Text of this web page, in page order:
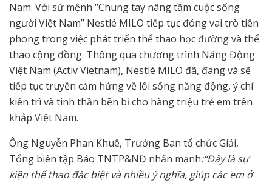
Nam. Với sứ mệnh “Chung tay nâng tầm cuộc sống
người Việt Nam” Nestlé MILO tiếp tục đóng vai trò tiên
phong trong việc phát triển thể thao học đường và thể
thao cộng đồng. Thông qua chương trình Năng Động
Việt Nam (Activ Vietnam), Nestlé MILO đã, đang và sẽ
tiếp tục truyền cảm hứng về lối sống năng động, ý chí
kiên trì và tinh thần bền bỉ cho hàng triệu trẻ em trên
khắp Việt Nam.
Ông Nguyễn Phan Khuê, Trưởng Ban tổ chức Giải,
Tổng biên tập Báo TNTP&NĐ nhấn mạnh:“Đây là sự
kiện thể thao đặc biệt và nhiều ý nghĩa, giúp các em ở